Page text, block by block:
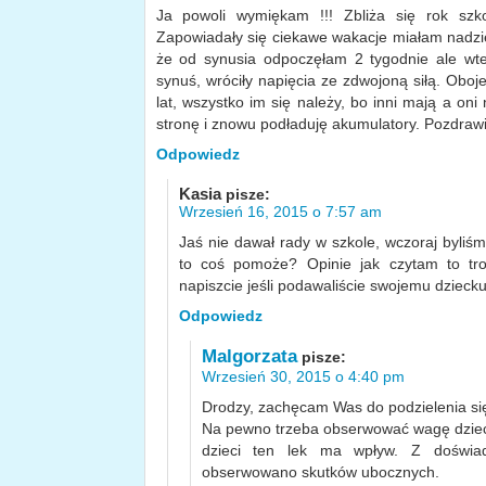
Ja powoli wymiękam !!! Zbliża się rok
Zapowiadały się ciekawe wakacje miałam
że od synusia odpoczęłam 2 tygodnie ale
synuś, wróciły napięcia ze zdwojoną siłą.
lat, wszystko im się należy, bo inni mają a
stronę i znowu podładuję akumulatory.
Odpowiedz
Kasia pisze:
Wrzesień 16, 2015 o 7:57 am
Jaś nie dawał rady w szkole, wczoraj
to coś pomoże? Opinie jak czytam to
napiszcie jeśli podawaliście swojemu
Odpowiedz
Malgorzata pisze:
Wrzesień 30, 2015 o 4:40 pm
Drodzy, zachęcam Was do podzielenia
Na pewno trzeba obserwować wagę
dzieci ten lek ma wpływ. Z
obserwowano skutków ubocznych.